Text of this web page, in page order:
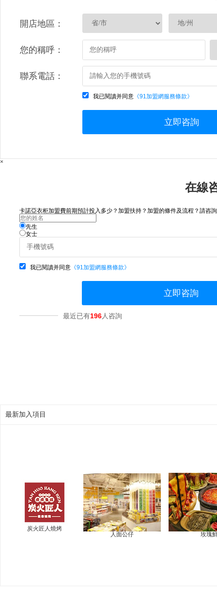
開店地區：
您的稱呼：
聯系電話：
我已閱讀并同意 《91加盟網服務條款》
立即咨詢
×
在線
卡諾亞衣柜加盟費前期預計投入多少？加盟扶持？加盟的條件及流程？請咨
先生
女士
我已閱讀并同意 《91加盟網服務條款》
立即咨詢
最近已有196人咨詢
最新加入項目
炭火匠人燒烤
人面公仔
玫瑰